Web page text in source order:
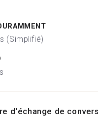
(Simplifié)
d'échange de